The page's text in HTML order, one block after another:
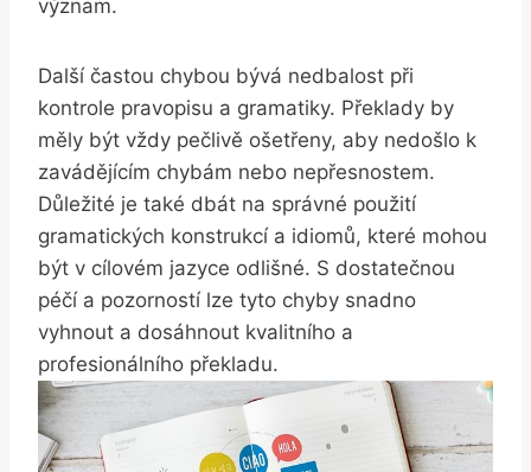
význam.
Další častou chybou bývá nedbalost při
kontrole pravopisu a gramatiky. Překlady by
měly být vždy pečlivě ošetřeny, aby nedošlo k
zavádějícím chybám nebo nepřesnostem.
Důležité je také dbát na správné použití
gramatických konstrukcí a idiomů, které mohou
být v cílovém jazyce odlišné. S dostatečnou
péčí a pozorností lze tyto chyby snadno
vyhnout a dosáhnout kvalitního a
profesionálního překladu.